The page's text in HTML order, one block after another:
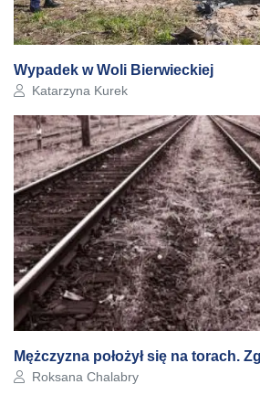
Wypadek w Woli Bierwieckiej
Autor artykułu:
Katarzyna Kurek
Mężczyzna położył się na torach.
Autor artykułu:
Roksana Chalabry